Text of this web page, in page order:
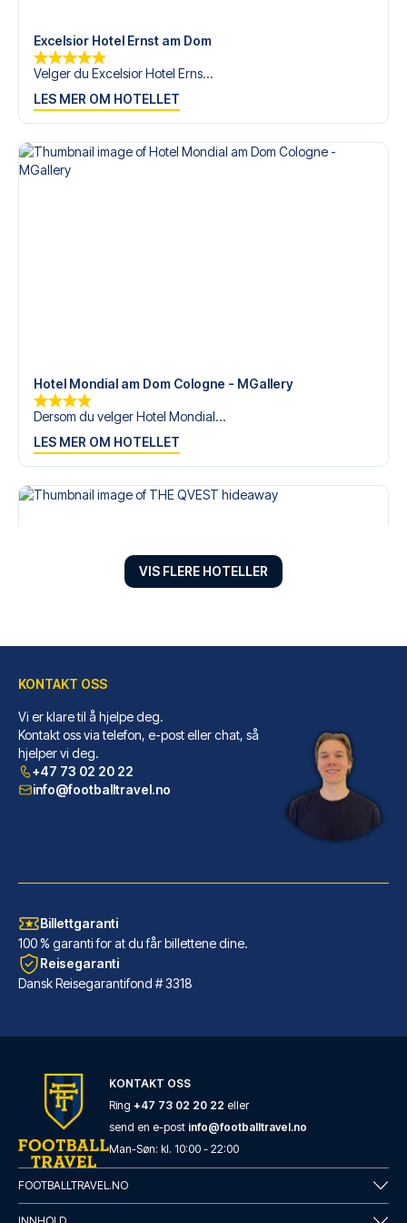
Er du klar for å oppleve 1. FC Köln på RheinEnergieStadion
mot Augsburg? Kontakt oss idag, og la oss hjelpe deg
med å realisere din fotballreisedrøm!
Excelsior Hotel Ernst am Dom
Velger du Excelsior Hotel Erns...
LES MER OM HOTELLET
Hotel Mondial am Dom Cologne - MGallery
Dersom du velger Hotel Mondial...
LES MER OM HOTELLET
THE QVEST hideaway
Har du THE QVEST hideaway som ...
LES MER OM HOTELLET
Dersom du velger URBAN LOFT Co...
LES MER OM HOTELLET
VIS FLERE HOTELLER
KONTAKT OSS
Vi er klare til å hjelpe deg.
Kontakt oss via telefon, e-post eller chat, så
hjelper vi deg.
+47 73 02 20 22
info@footballtravel.no
Billettgaranti
100 % garanti for at du får billettene dine.
Reisegaranti
Dansk Reisegarantifond # 3318
KONTAKT OSS
Ring +47 73 02 20 22 eller
send en e-post info@footballtravel.no
Man-Søn: kl. 10:00 - 22:00
FOOTBALLTRAVEL.NO